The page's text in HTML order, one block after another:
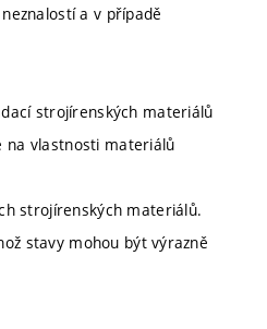
a v případě
strojírenských materiálů
na vlastnosti materiálů
strojírenských materiálů.
stavy mohou být výrazně